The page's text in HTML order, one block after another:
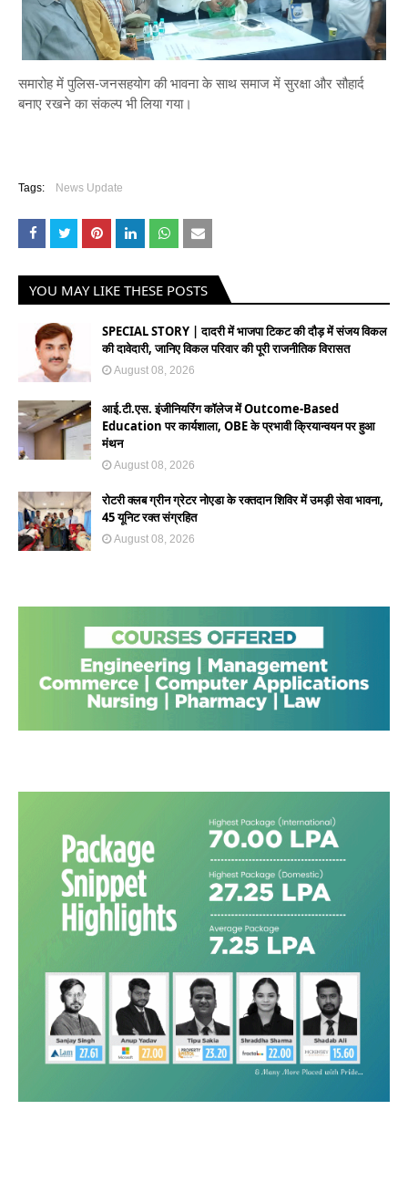
समारोह में पुलिस-जनसहयोग की भावना के साथ समाज में सुरक्षा और सौहार्द
बनाए रखने का संकल्प भी लिया गया।
Tags: News Update
YOU MAY LIKE THESE POSTS
SPECIAL STORY | दादरी में भाजपा टिकट की दौड़ में संजय विकल
की दावेदारी, जानिए विकल परिवार की पूरी राजनीतिक विरासत
August 08, 2026
आई.टी.एस. इंजीनियरिंग कॉलेज में Outcome-Based
Education पर कार्यशाला, OBE के प्रभावी क्रियान्वयन पर हुआ
मंथन
August 08, 2026
रोटरी क्लब ग्रीन ग्रेटर नोएडा के रक्तदान शिविर में उमड़ी सेवा भावना,
45 यूनिट रक्त संग्रहित
August 08, 2026